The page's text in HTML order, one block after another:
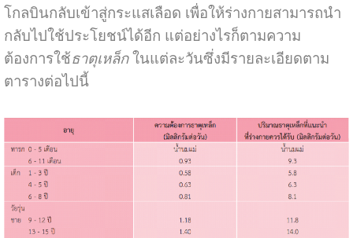
โกลบินกลับเข้าสู่กระแสเลือด เพื่อให้ร่างกายสามารถนำ
กลับไปใช้ประโยชน์ได้อีก แต่อย่างไรก็ตามความ
ต้องการใช้ธาตุเหล็กในแต่ละวันซึ่งมีรายละเอียดตาม
ตารางต่อไปนี้